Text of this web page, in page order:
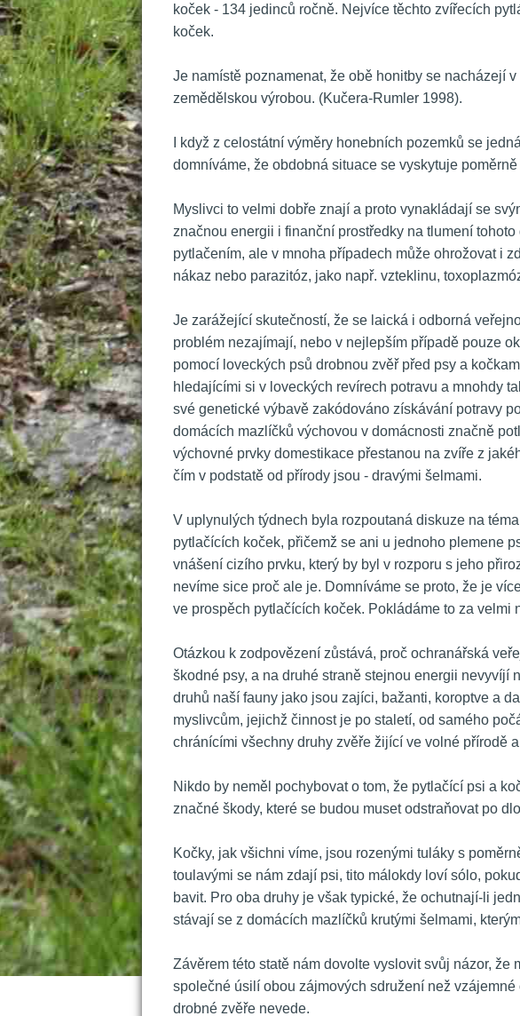
koček - 134 jedinců ročně. Nejvíce těchto zvířecích
koček.
Je namístě poznamenat, že obě honitby se nacházejí
zemědělskou výrobou. (Kučera-Rumler 1998).
I když z celostátní výměry honebních pozemků se
domníváme, že obdobná situace se vyskytuje
Myslivci to velmi dobře znají a proto vynakládají se
značnou energii i finanční prostředky na tlumení
pytlačením, ale v mnoha případech může ohrožovat i
nákaz nebo parazitóz, jako např. vzteklinu,
Je zarážející skutečností, že se laická i odborná
problém nezajímají, nebo v nejlepším případě pouze
pomocí loveckých psů drobnou zvěř před psy a
hledajícími si v loveckých revírech potravu a mnohdy
vé genetické výbavě zakódováno získávání potravy
domácích mazlíčků výchovou v domácnosti značně
výchovné prvky domestikace přestanou na zvíře z
čím v podstatě od přírody jsou - dravými šelmami.
V uplynulých týdnech byla rozpoutaná diskuze na
pytlačících koček, přičemž se ani u jednoho plemene
vnášení cizího prvku, který by byl v rozporu s jeho
nevíme sice proč ale je. Domníváme se proto, že je
ve prospěch pytlačících koček. Pokládáme to za velmi
Otázkou k zodpovězení zůstává, proč ochranářská
škodné psy, a na druhé straně stejnou energii nevyvíjí
druhů naší fauny jako jsou zajíci, bažanti, koroptve a
myslivcům, jejichž činnost je po staletí, od samého
chránícími všechny druhy zvěře žijící ve volné přírodě
Nikdo by neměl pochybovat o tom, že pytlačící psi a
značné škody, které se budou muset odstraňovat po
Kočky, jak všichni víme, jsou rozenými tuláky s
toulavými se nám zdají psi, tito málokdy loví sólo,
bavit. Pro oba druhy je však typické, že ochutnají-li
távají se z domácích mazlíčků krutými šelmami,
Závěrem této statě nám dovolte vyslovit svůj názor,
polečné úsilí obou zájmových sdružení než vzájemné
drobné zvěře nevede.